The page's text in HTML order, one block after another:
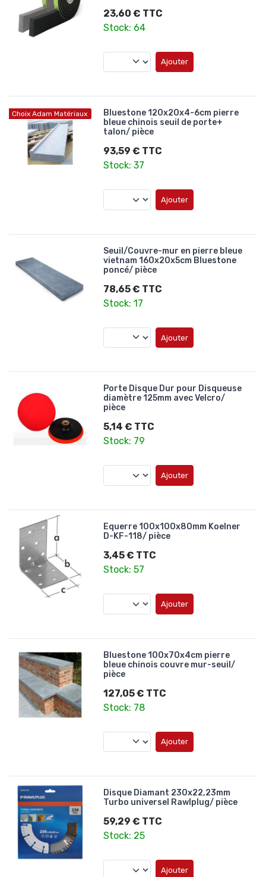
23,60 € TTC
Stock: 64
Ajouter
Choix Adam Matériaux
Bluestone 120x20x4-6cm pierre
bleue chinois seuil de porte+
talon/ pièce
93,59 € TTC
Stock: 37
Ajouter
Seuil/Couvre-mur en pierre bleue
vietnam 160x20x5cm Bluestone
poncé/ pièce
78,65 € TTC
Stock: 17
Ajouter
Porte Disque Dur pour Disqueuse
diamètre 125mm avec Velcro/
pièce
5,14 € TTC
Stock: 79
Ajouter
Equerre 100x100x80mm Koelner
D-KF-118/ pièce
3,45 € TTC
Stock: 57
Ajouter
Bluestone 100x70x4cm pierre
bleue chinois couvre mur-seuil/
pièce
127,05 € TTC
Stock: 78
Ajouter
Disque Diamant 230x22,23mm
Turbo universel Rawlplug/ pièce
59,29 € TTC
Stock: 25
Ajouter